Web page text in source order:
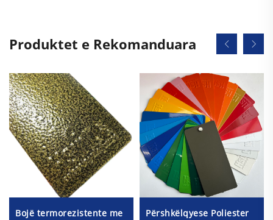
Produktet e Rekomanduara
Bojë termorezistente me
Përshkëlqyese Poliester